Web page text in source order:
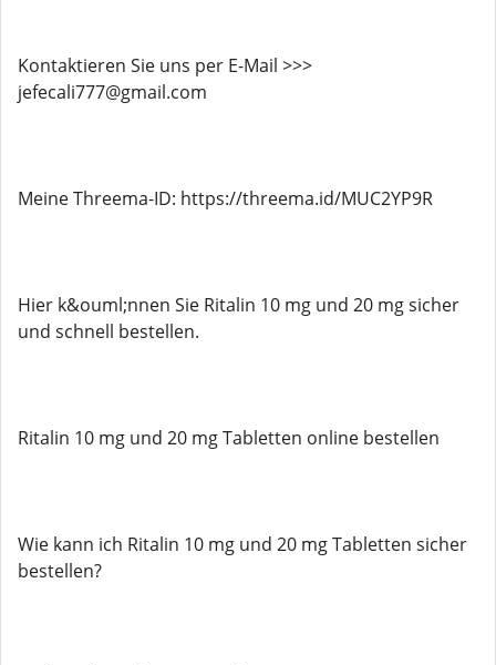
Kontaktieren Sie uns per E-Mail >>>
jefecali777@gmail.com
Meine Threema-ID: https://threema.id/MUC2YP9R
Hier k&ouml;nnen Sie Ritalin 10 mg und 20 mg sicher
und schnell bestellen.
Ritalin 10 mg und 20 mg Tabletten online bestellen
Wie kann ich Ritalin 10 mg und 20 mg Tabletten sicher
bestellen?